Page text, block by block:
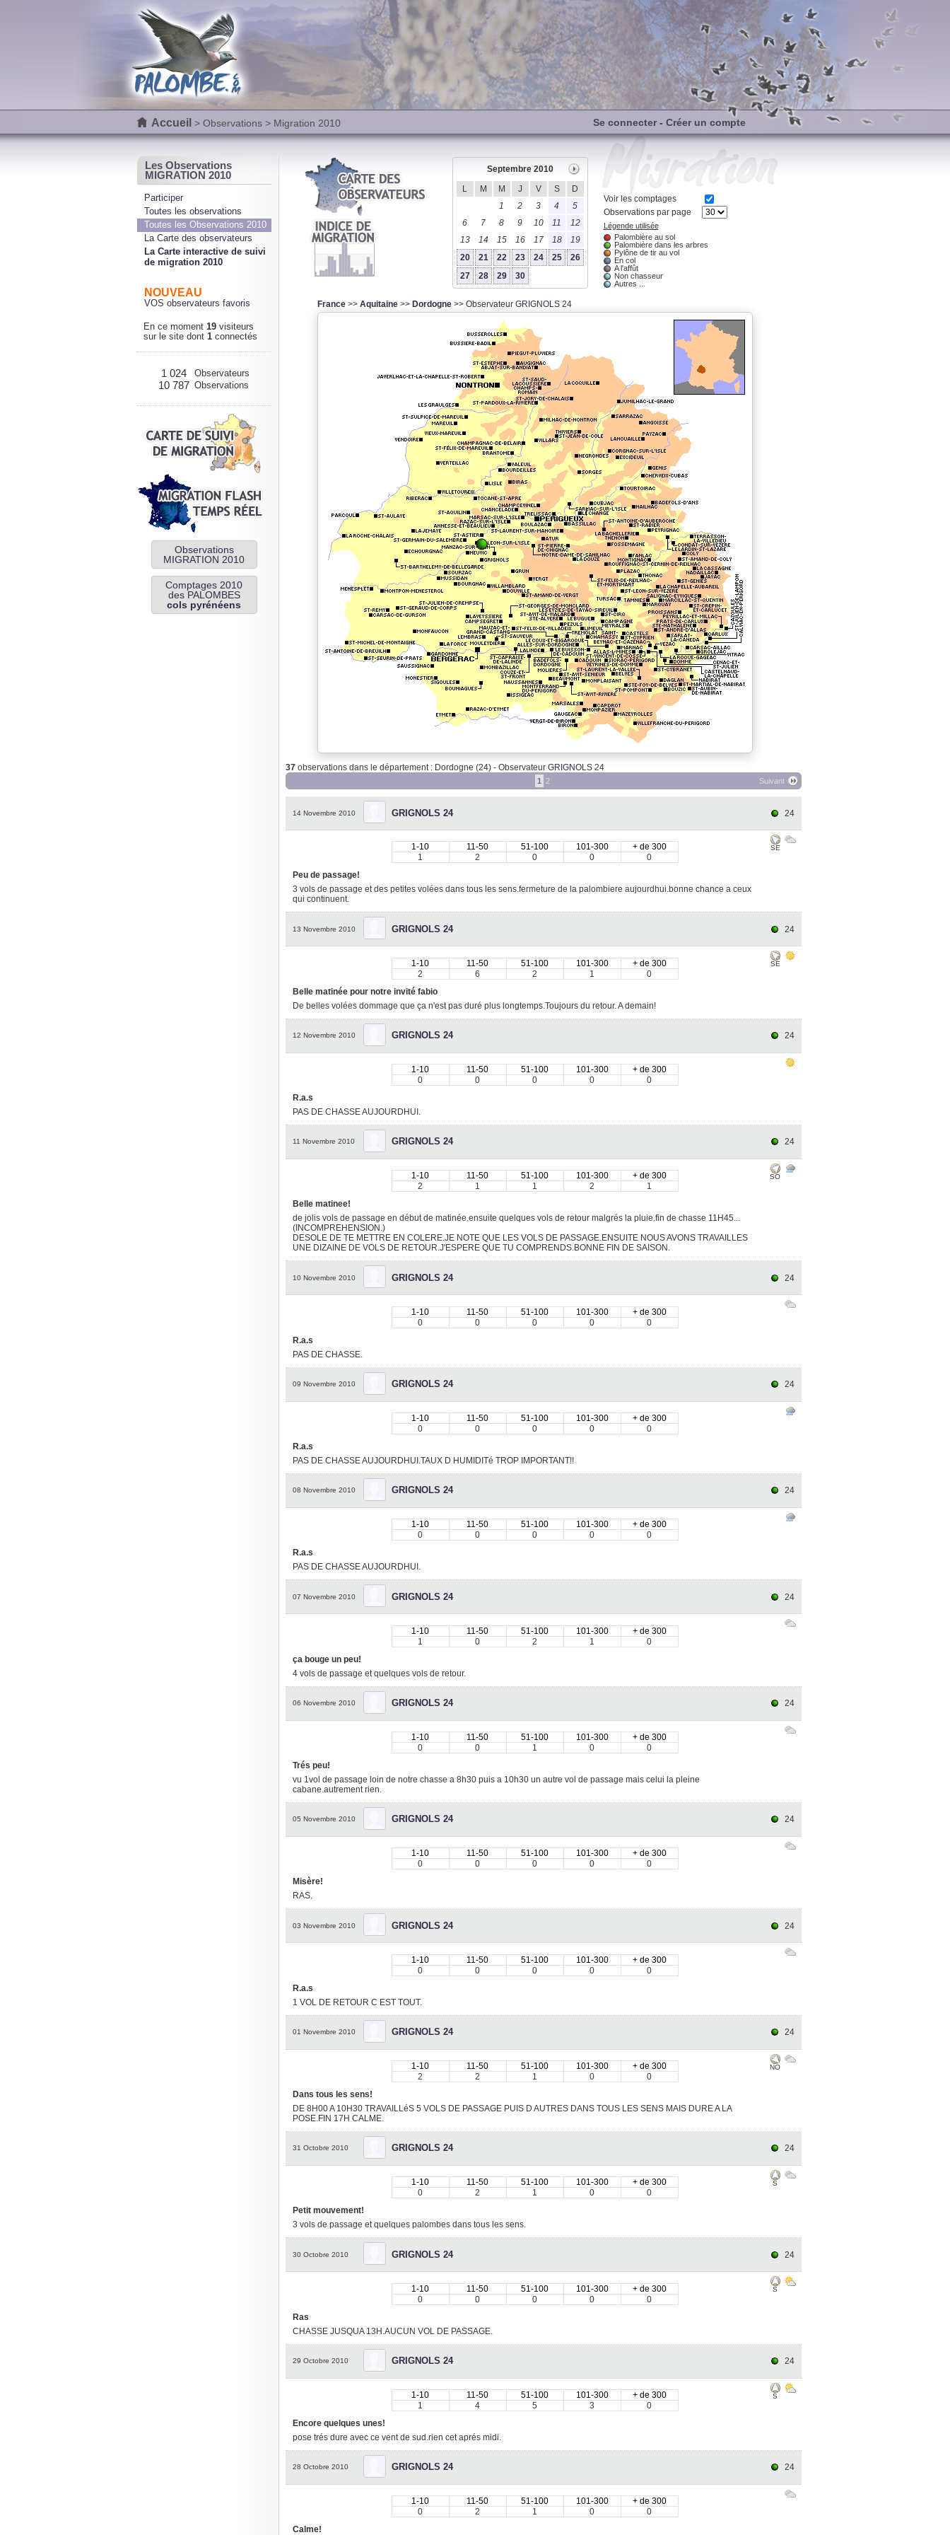
Accueil > Observations> Migration 2010 Se connecter- Créer un compte
Les Observations
MIGRATION 2010
Participer
Toutes les observations
Toutes les Observations 2010
La Carte des observateurs
La Carte interactive de suivi
de migration 2010
NOUVEAU
VOS observateurs favoris
En ce moment 19visiteurs
sur le site dont 1connectés
1 024 Observateurs
10 787 Observations
Observations
MIGRATION 2010
Comptages 2010
des PALOMBES
cols pyrénéens
Septembre 2010
L
M M J V S
D
1
2 3 4
5
6
7 8 9 10 11
12
13
14 15 16 17 18
19
20
21 22 23 24 25
26
27
28 29 30
Voir les comptages
Observations par page
Légende utilisée
Palombière au sol
Palombière dans les arbres
Pylône de tir au vol
En col
A l'affût
Non chasseur
Autres ...
France >> Aquitaine >> Dordogne >> Observateur GRIGNOLS 24
37observations dans le département : Dordogne (24) - Observateur GRIGNOLS 24
Suivant
1 2
14 Novembre 2010 GRIGNOLS 24 24
1-10 11-50 51-100 101-300
+ de 300
1
2 0 0
0
Peu de passage!
3 vols de passage et des petites volées dans tous les sens.fermeture de la palombiere aujourdhui.bonne chance a ceux
qui continuent.
SE
13 Novembre 2010 GRIGNOLS 24 24
1-10 11-50 51-100 101-300
+ de 300
2
6 2 1
0
Belle matinée pour notre invité fabio
De belles volées dommage que ça n'est pas duré plus longtemps.Toujours du retour. A demain!
SE
12 Novembre 2010 GRIGNOLS 24 24
1-10 11-50 51-100 101-300
+ de 300
0
0 0 0
0
R.a.s
PAS DE CHASSE AUJOURDHUI.
11 Novembre 2010 GRIGNOLS 24 24
1-10 11-50 51-100 101-300
+ de 300
2
1 1 2
1
Belle matinee!
de jolis vols de passage en début de matinée.ensuite quelques vols de retour malgrés la pluie.fin de chasse 11H45...
(INCOMPREHENSION.)
DESOLE DE TE METTRE EN COLERE.JE NOTE QUE LES VOLS DE PASSAGE.ENSUITE NOUS AVONS TRAVAILLES
UNE DIZAINE DE VOLS DE RETOUR.J'ESPERE QUE TU COMPRENDS.BONNE FIN DE SAISON.
SO
10 Novembre 2010 GRIGNOLS 24 24
1-10 11-50 51-100 101-300
+ de 300
0
0 0 0
0
R.a.s
PAS DE CHASSE.
09 Novembre 2010 GRIGNOLS 24 24
1-10 11-50 51-100 101-300
+ de 300
0
0 0 0
0
R.a.s
PAS DE CHASSE AUJOURDHUI.TAUX D HUMIDITé TROP IMPORTANT!!
08 Novembre 2010 GRIGNOLS 24 24
1-10 11-50 51-100 101-300
+ de 300
0
0 0 0
0
R.a.s
PAS DE CHASSE AUJOURDHUI.
07 Novembre 2010 GRIGNOLS 24 24
1-10 11-50 51-100 101-300
+ de 300
1
0 2 1
0
ça bouge un peu!
4 vols de passage et quelques vols de retour.
06 Novembre 2010 GRIGNOLS 24 24
1-10 11-50 51-100 101-300
+ de 300
0
0 1 0
0
Trés peu!
vu 1vol de passage loin de notre chasse a 8h30 puis a 10h30 un autre vol de passage mais celui la pleine
cabane.autrement rien.
05 Novembre 2010 GRIGNOLS 24 24
1-10 11-50 51-100 101-300
+ de 300
0
0 0 0
0
Misère!
RAS.
03 Novembre 2010 GRIGNOLS 24 24
1-10 11-50 51-100 101-300
+ de 300
0
0 0 0
0
R.a.s
1 VOL DE RETOUR C EST TOUT.
01 Novembre 2010 GRIGNOLS 24 24
1-10 11-50 51-100 101-300
+ de 300
2
2 1 0
0
Dans tous les sens!
DE 8H00 A 10H30 TRAVAILLéS 5 VOLS DE PASSAGE PUIS D AUTRES DANS TOUS LES SENS MAIS DURE A LA
POSE.FIN 17H CALME.
NO
31 Octobre 2010 GRIGNOLS 24 24
1-10 11-50 51-100 101-300
+ de 300
0
2 1 0
0
Petit mouvement!
3 vols de passage et quelques palombes dans tous les sens.
S
30 Octobre 2010 GRIGNOLS 24 24
1-10 11-50 51-100 101-300
+ de 300
0
0 0 0
0
Ras
CHASSE JUSQUA 13H.AUCUN VOL DE PASSAGE.
S
29 Octobre 2010 GRIGNOLS 24 24
1-10 11-50 51-100 101-300
+ de 300
1
4 5 3
0
Encore quelques unes!
pose trés dure avec ce vent de sud.rien cet aprés midi.
S
28 Octobre 2010 GRIGNOLS 24 24
1-10 11-50 51-100 101-300
+ de 300
0
2 1 0
0
Calme!